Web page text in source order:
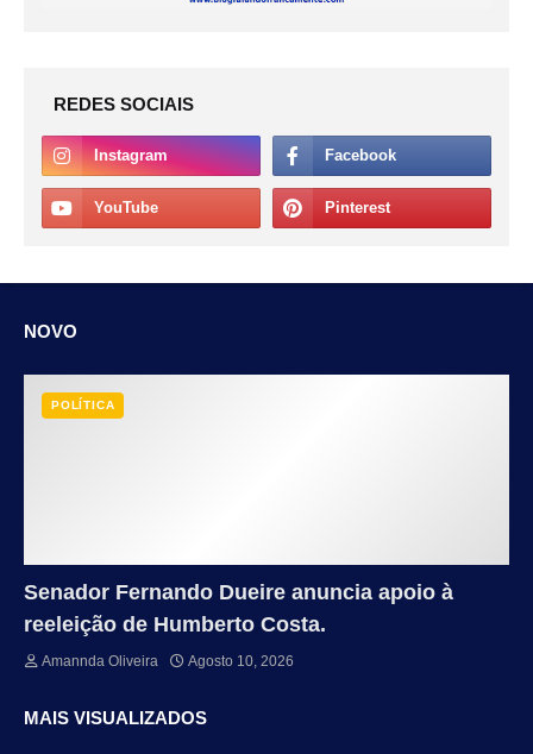
REDES SOCIAIS
NOVO
POLÍTICA
Senador Fernando Dueire anuncia apoio à
reeleição de Humberto Costa.
Amannda Oliveira Agosto 10, 2026
MAIS VISUALIZADOS